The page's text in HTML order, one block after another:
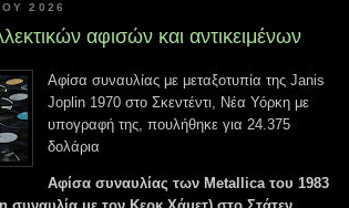
2026
αφισών και αντικειμένων
Αφίσα συναυλίας με μεταξοτυπία της Janis
Joplin 1970 στο Σκεντέντι, Νέα Υόρκη με
υπογραφή της, πουλήθηκε για 24.375
δολάρια
Αφίσα συναυλίας των Metallica του 1983
συναυλία με τον Κερκ Χάμετ) στο Στάτεν